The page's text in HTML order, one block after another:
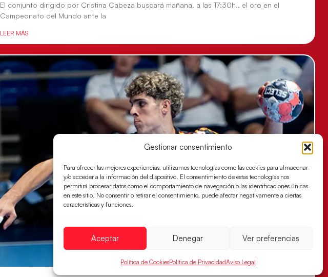
Gestionar consentimiento
Para ofrecer las mejores experiencias, utilizamos tecnologías como las cookies para almacenar
y/o acceder a la información del dispositivo. El consentimiento de estas tecnologías nos
permitirá procesar datos como el comportamiento de navegación o las identificaciones únicas
en este sitio. No consentir o retirar el consentimiento, puede afectar negativamente a ciertas
características y funciones.
Aceptar Denegar Ver preferencias
Política de CookiesPolítica de PrivacidadAviso Legal
El conjunto dirigido por Cristina Cabeza buscará mañana, a las 17:30h., el oro en el
Campeonato del Mundo ante la
LEER MÁS